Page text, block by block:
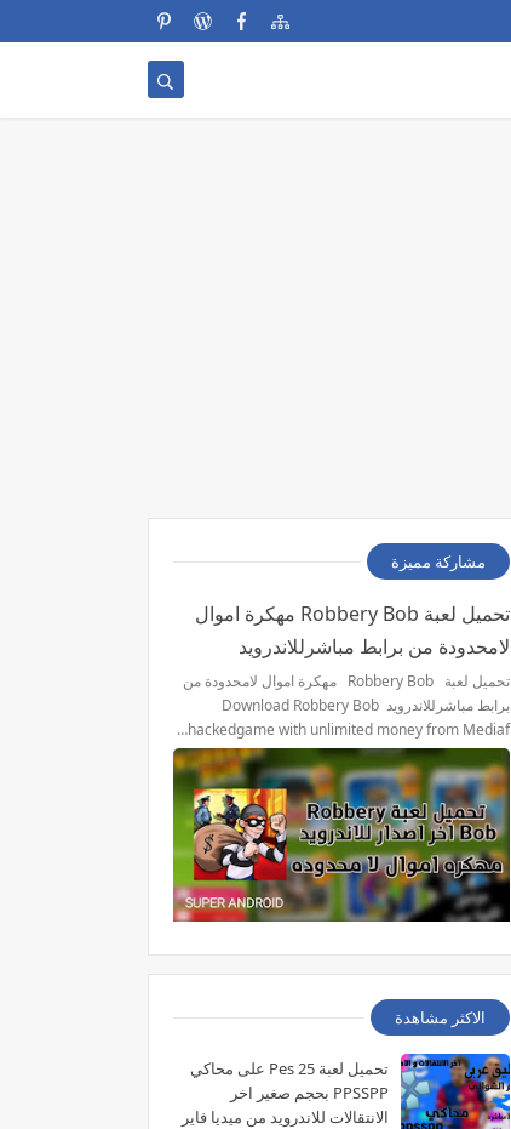
مشاركة مميزة
تحميل لعبة Robbery Bob مهكرة اموال
لامحدودة من برابط مباشرللاندرويد
تحميل لعبة Robbery Bob مهكرة اموال لامحدودة من
برابط مباشرللاندرويد Download Robbery Bob
hackedgame with unlimited money from Mediaf…
الاكثر مشاهدة
تحميل لعبة Pes 25 على محاكي
PPSSPP بحجم صغير اخر
الانتقالات للاندرويد من ميديا فاير